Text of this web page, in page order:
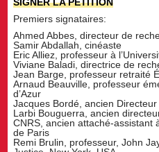
SIGNER LA PÉTITION
Premiers signataires:
Ahmed Abbes, directeur de
Samir Abdallah, cinéaste
Eric Alliez, professeur à
Viviane Baladi, directrice de
Jean Barge, professeur retraité
Arnaud Beauville, professeur
d’Azur
Jacques Bordé, ancien
Larbi Bouguerra, ancien
CNRS, ancien attaché-assistant
de Paris
Remi Brulin, professeur, John